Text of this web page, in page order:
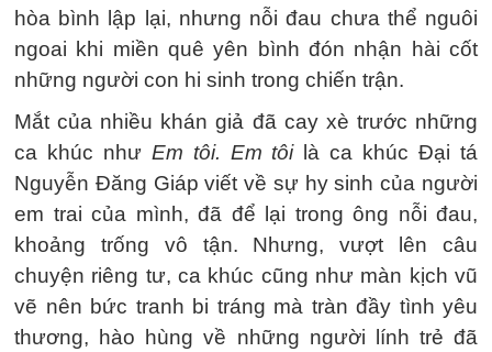
hòa bình lập lại, nhưng nỗi đau chưa thể nguôi
ngoai khi miền quê yên bình đón nhận hài cốt
những người con hi sinh trong chiến trận.
Mắt của nhiều khán giả đã cay xè trước những
ca khúc như Em tôi. Em tôilà ca khúc Đại tá
Nguyễn Đăng Giáp viết về sự hy sinh của người
em trai của mình, đã để lại trong ông nỗi đau,
khoảng trống vô tận. Nhưng, vượt lên câu
chuyện riêng tư, ca khúc cũng như màn kịch vũ
vẽ nên bức tranh bi tráng mà tràn đầy tình yêu
thương, hào hùng về những người lính trẻ đã